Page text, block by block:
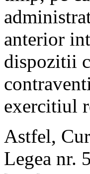
anterior
dispozitii
exercitiul
Astfel,
Legea nr.